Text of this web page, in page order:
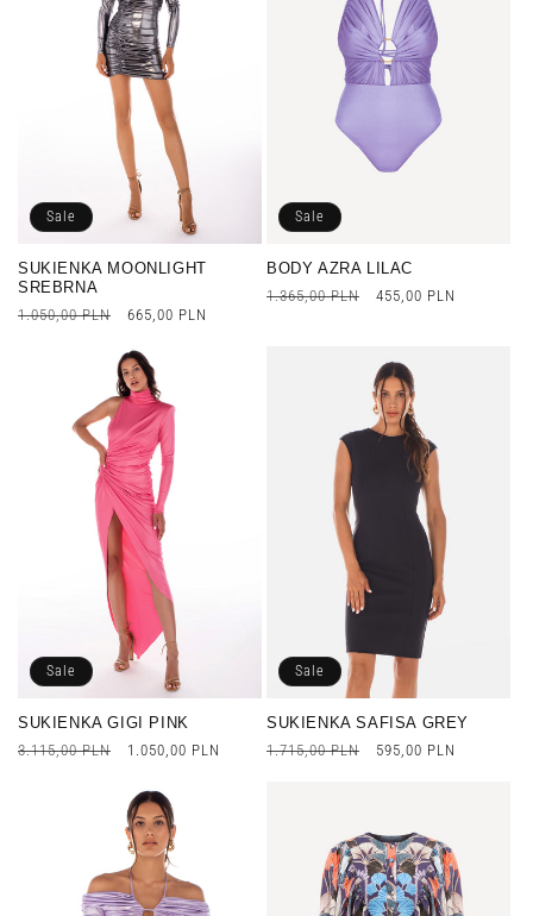
Sale
SUKIENKA MOONLIGHT
SREBRNA
Cena
1.050,00 PLN
Cena
665,00 PLN
Sale
BODY AZRA LILAC
Cena
1.365,00 PLN
Cena
455,00 PLN
Sale
SUKIENKA GIGI PINK
Cena
3.115,00 PLN
Cena
1.050,00 PLN
Sale
SUKIENKA SAFISA GREY
Cena
1.715,00 PLN
Cena
595,00 PLN